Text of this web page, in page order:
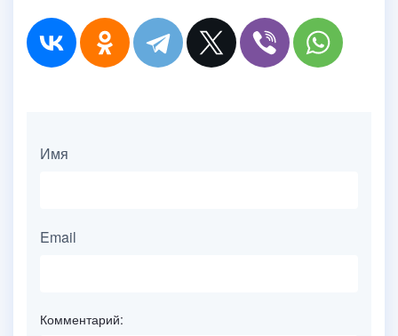
Имя
Email
Комментарий: